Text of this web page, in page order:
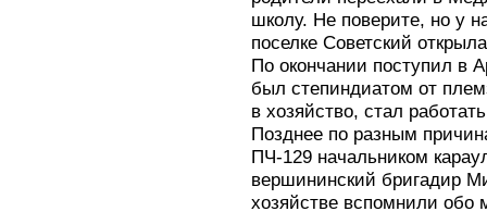
школу. Не поверите, но у
поселке Советский
По окончании поступил в
был степиндиатом от
в хозяйство, стал
Позднее по разным
ПЧ-129 начальником
вершининский бригадир
хозяйстве вспомнили обо